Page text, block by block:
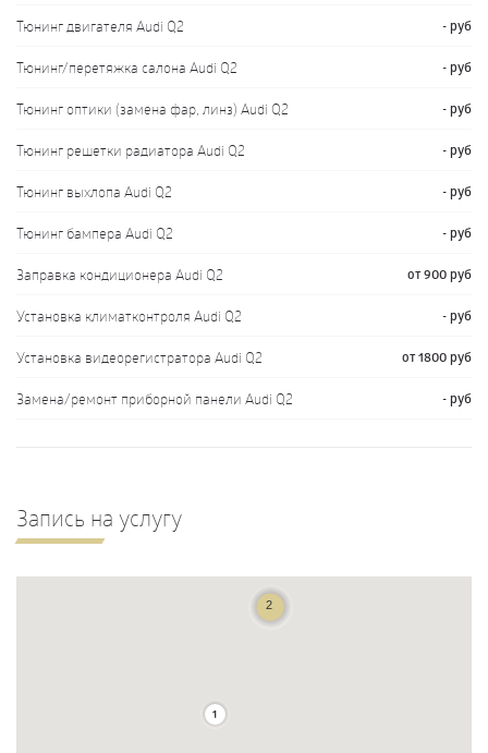
Запись на услугу
Тюнинг двигателя Audi Q2 - руб
Тюнинг/перетяжка салона Audi Q2 - руб
Тюнинг оптики (замена фар, линз) Audi Q2 - руб
Тюнинг решетки радиатора Audi Q2 - руб
Тюнинг выхлопа Audi Q2 - руб
Тюнинг бампера Audi Q2 - руб
Заправка кондиционера Audi Q2 от 900 руб
Установка климатконтроля Audi Q2 - руб
Установка видеорегистратора Audi Q2 от 1800 руб
Замена/ремонт приборной панели Audi Q2 - руб